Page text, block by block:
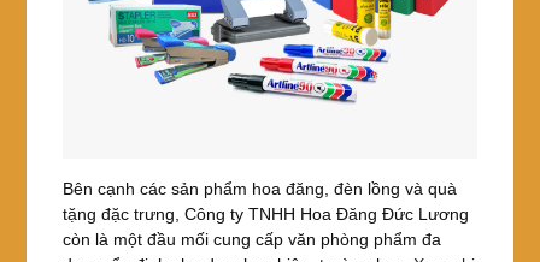
Bên cạnh các sản phẩm hoa đăng, đèn lồng và quà
tặng đặc trưng, Công ty TNHH Hoa Đăng Đức Lương
còn là một đầu mối cung cấp văn phòng phẩm đa